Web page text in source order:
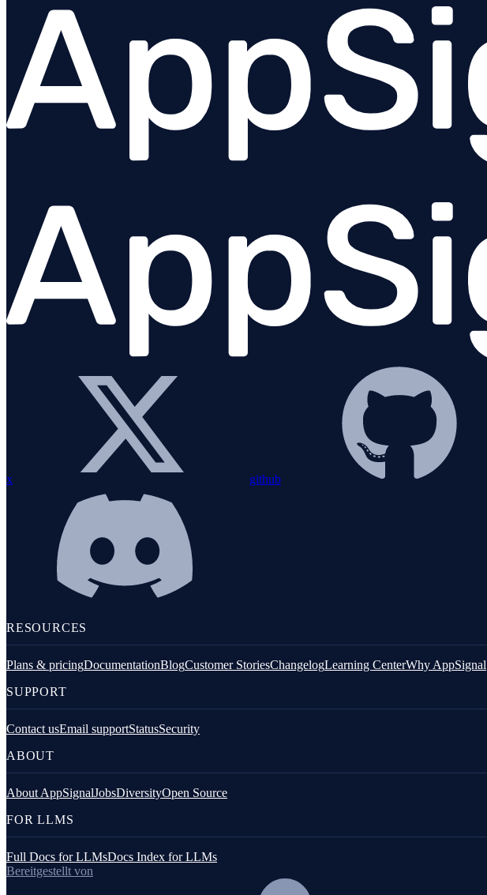
MCP server
AppSignal CLI
x github
RESOURCES
Plans & pricingDocumentationBlogCustomer StoriesChangelogLearning CenterWhy AppSignal
SUPPORT
Contact usEmail supportStatusSecurity
ABOUT
About AppSignalJobsDiversityOpen Source
FOR LLMS
Full Docs for LLMsDocs Index for LLMs
Bereitgestellt von